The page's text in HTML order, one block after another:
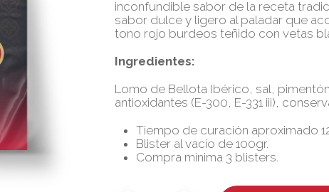
inconfundible sabor de la receta
sabor dulce y ligero al paladar que
tono rojo burdeos teñido con vetas
Ingredientes:
Lomo de Bellota Ibérico, sal,
antioxidantes (E-300, E-331 iii),
Tiempo de curación aproximado
Blister al vacío de 100gr.
Compra mínima 3 blisters.